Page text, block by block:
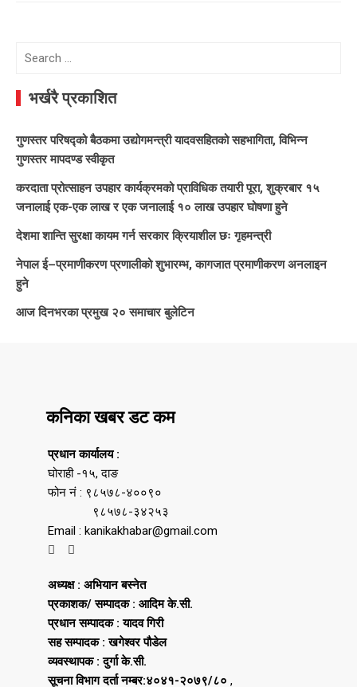
Search
भर्खरै प्रकाशित
गुणस्तर परिषद्को बैठकमा उद्योगमन्त्री यादवसहितको सहभागिता, विभिन्न
गुणस्तर मापदण्ड स्वीकृत
करदाता प्रोत्साहन उपहार कार्यक्रमको प्राविधिक तयारी पूरा, शुक्रबार १५
जनालाई एक-एक लाख र एक जनालाई १० लाख उपहार घोषणा हुने
देशमा शान्ति सुरक्षा कायम गर्न सरकार क्रियाशील छः गृहमन्त्री
नेपाल ई–प्रमाणीकरण प्रणालीको शुभारम्भ, कागजात प्रमाणीकरण अनलाइन
हुने
आज दिनभरका प्रमुख २० समाचार बुलेटिन
कनिका खबर डट कम
प्रधान कार्यालय :
घोराही -१५, दाङ
फोन नं : ९८५७८-४००९०
९८५७८-३४२५३
Email : kanikakhabar@gmail.com
अध्यक्ष : अभियान बस्नेत
प्रकाशक/ सम्पादक : आदिम के.सी.
प्रधान सम्पादक : यादव गिरी
सह सम्पादक : खगेश्वर पौडेल
व्यवस्थापक : दुर्गा के.सी.
सूचना विभाग दर्ता नम्बर:४०४१-२०७९/८० ,